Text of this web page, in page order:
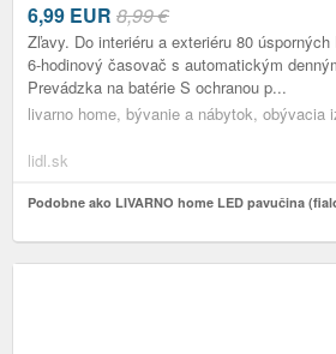
6,99 EUR 8,99 €
Zľavy. Do interiéru a exteriéru 80
6-hodinový časovač s automatickým
Prevádzka na batérie S ochranou p...
livarno home, bývanie a nábytok, obývacia
lidl.sk
Podobne ako LIVARNO home LED pavučina